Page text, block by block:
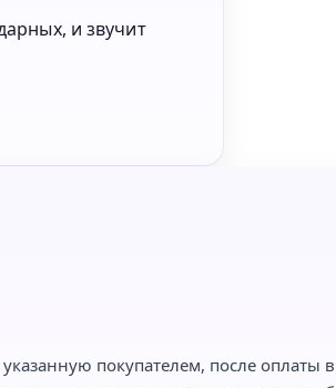
и звучит
покупателем, после оплаты